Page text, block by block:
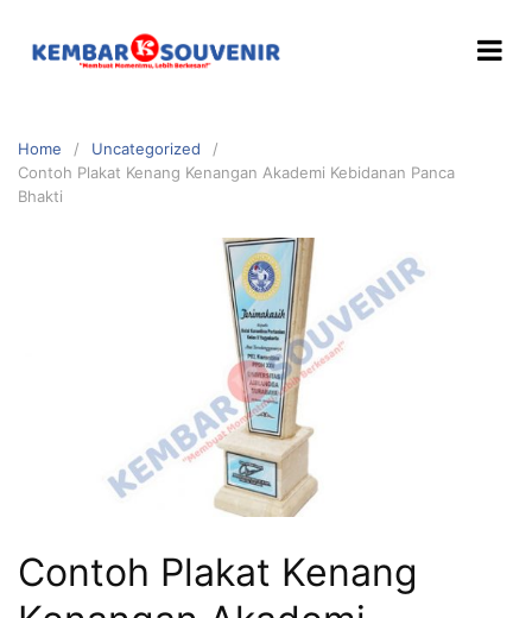
Home
Uncategorized
Contoh Plakat Kenang Kenangan Akademi Kebidanan Panca
Bhakti
Contoh Plakat Kenang